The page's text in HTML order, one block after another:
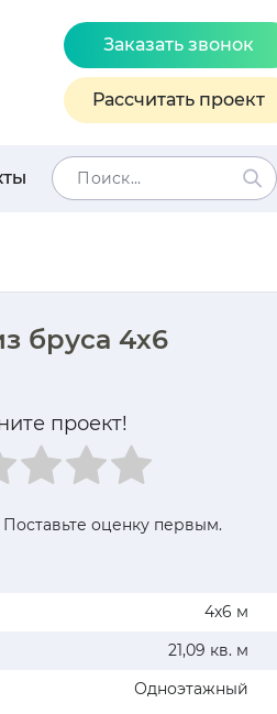
Заказать звонок
Рассчитать проект
бруса 4х6
проект!
оценку первым.
4х6 м
21,09 кв. м
Одноэтажный